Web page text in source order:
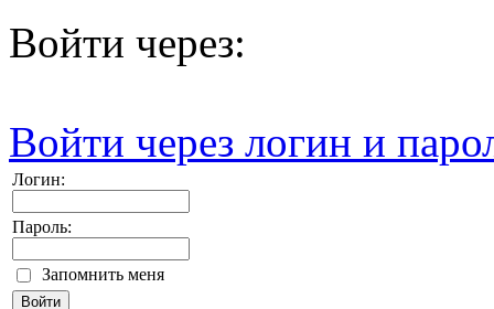
Войти через:
Войти через логин и
Логин:
Пароль:
Запомнить меня